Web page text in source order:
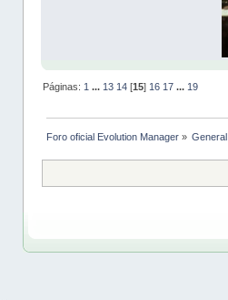
Páginas: 1 ... 13 14[15] 16 17 ... 19
Foro oficial Evolution Manager» General